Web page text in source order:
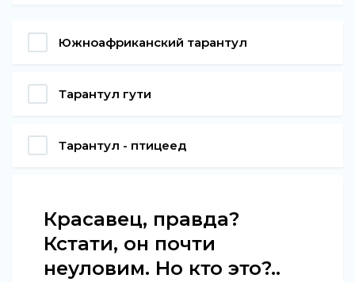
Южноафриканский тарантул
Тарантул гути
Тарантул - птицеед
Красавец, правда?
Кстати, он почти
неуловим. Но кто это?..